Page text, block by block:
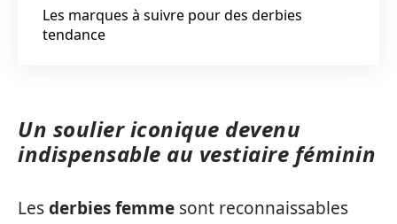
Les marques à suivre pour des derbies
tendance
Un soulier iconique devenu
indispensable au vestiaire féminin
Lesderbies femme sont reconnaissables